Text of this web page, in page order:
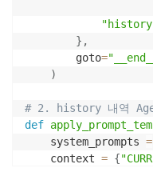
} ,
        goto
=
)
# 2. history 내역
def
    system_prompts
=
    context
= {